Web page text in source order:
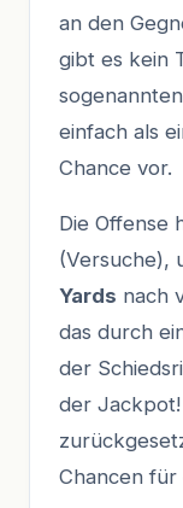
an den
gibt es kein
sogenannten
einfach als
Chance vor.
Die Offense
(Versuche),
Yards nach
das durch
der
der
Chancen für